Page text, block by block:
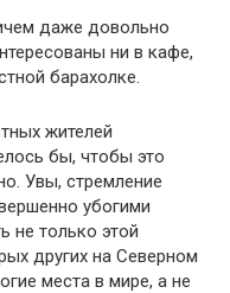
даже довольно
ни в кафе,
барахолке.
жителей
бы, чтобы это
Увы, стремление
убогими
не только этой
других на Северном
места в мире, а не